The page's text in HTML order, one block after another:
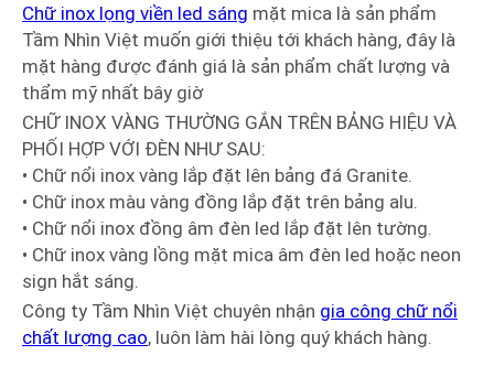
Chữ inox lọng viền led sáng mặt mica là sản phẩm
Tầm Nhìn Việt muốn giới thiệu tới khách hàng, đây là
mặt hàng được đánh giá là sản phẩm chất lượng và
thẩm mỹ nhất bây giờ
CHỮ INOX VÀNG THƯỜNG GẮN TRÊN BẢNG HIỆU VÀ
PHỐI HỢP VỚI ĐÈN NHƯ SAU:
• Chữ nổi inox vàng lắp đặt lên bảng đá Granite.
• Chữ inox màu vàng đồng lắp đặt trên bảng alu.
• Chữ nổi inox đồng âm đèn led lắp đặt lên tường.
• Chữ inox vàng lồng mặt mica âm đèn led hoặc neon
sign hắt sáng.
Công ty Tầm Nhìn Việt chuyên nhận gia công chữ nổi
chất lượng cao, luôn làm hài lòng quý khách hàng.